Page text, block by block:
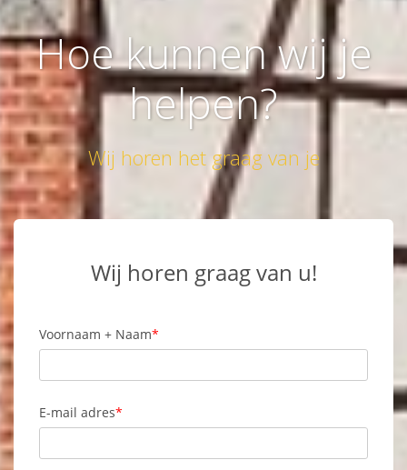
Hoe kunnen wij je
helpen?
Wij horen het graag van je